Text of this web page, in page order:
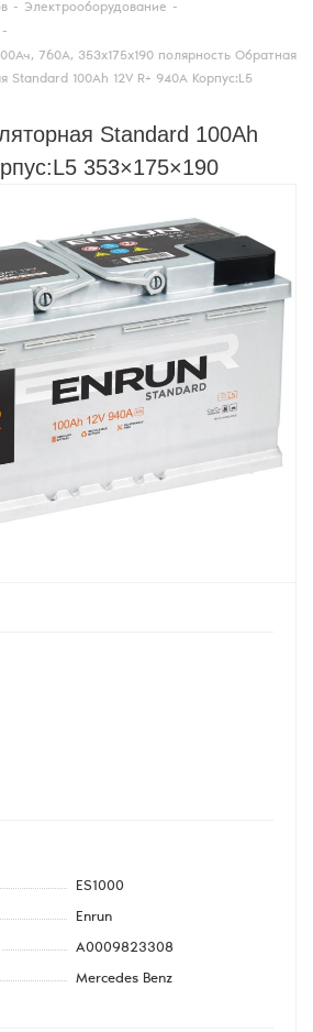
- Электрооборудование -
-
760А, 353х175х190 полярность Обратная
Standard 100Ah 12V R+ 940А Корпус:L5
Standard 100Ah
353×175×190
ES1000
Enrun
A0009823308
Mercedes Benz